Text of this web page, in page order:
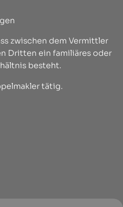
zwischen dem Vermittler
Dritten ein familiäres oder
besteht.
tätig.